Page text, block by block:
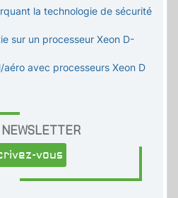
la technologie de sécurité
sur un processeur Xeon D-
avec processeurs Xeon D
vous